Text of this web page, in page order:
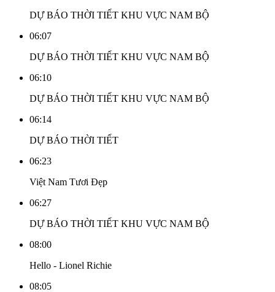
DỰ BÁO THỜI TIẾT KHU VỰC NAM BỘ
06:07
DỰ BÁO THỜI TIẾT KHU VỰC NAM BỘ
06:10
DỰ BÁO THỜI TIẾT KHU VỰC NAM BỘ
06:14
DỰ BÁO THỜI TIẾT
06:23
Việt Nam Tươi Đẹp
06:27
DỰ BÁO THỜI TIẾT KHU VỰC NAM BỘ
08:00
Hello - Lionel Richie
08:05